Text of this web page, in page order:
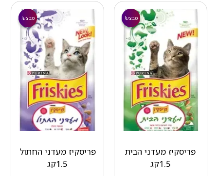
מבצע!
מבצע!
פריסקיז מעדני הבית
1.5קג
המחיר
המקורי
היה:
₪ 40.00.
המחיר
הנוכחי
הוא:
₪ 35.00.
מבצע!
מבצע!
פריסקיז מעדני החתול
1.5קג
המחיר
המקורי
היה:
₪ 40.00.
המחיר
הנוכחי
הוא:
₪ 35.00.